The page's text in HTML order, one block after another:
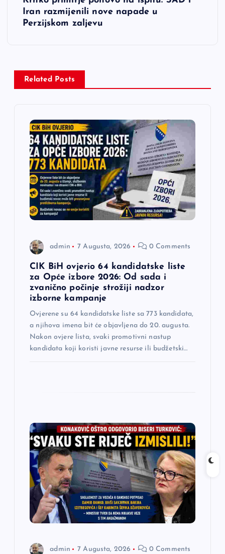
Iran razmijenili nove napade u
Perzijskom zaljevu
Related Posts
admin 7 Augusta, 2026 0 Comments
CIK BiH ovjerio 64 kandidatske liste
za Opće izbore 2026: Od sada i
zvanično počinje strožiji nadzor
izborne kampanje
Ovjerene su 64 kandidatske liste sa 773 kandidata,
a njihova imena bit će objavljena do 20. augusta.
Nakon ovjere lista, svaki promotivni nastup
kandidata koji koristi javne resurse ili budžetski…
admin 7 Augusta, 2026 0 Comments